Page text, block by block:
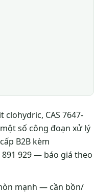
clohydric, CAS 7647-
số công đoạn xử lý
B2B kèm
891 929 — báo giá theo
mạnh — cần bồn/